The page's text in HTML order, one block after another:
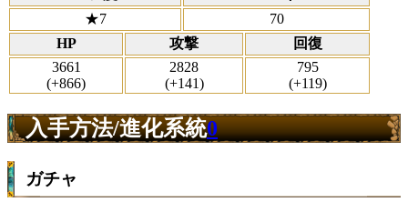
★7
70
HP
攻撃
回復
3661
(+866)
2828
(+141)
795
(+119)
入手方法/進化系統0
ガチャ